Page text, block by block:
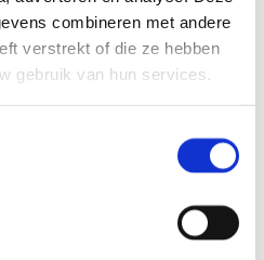
combineren met andere
verstrekt of die ze hebben
gebruik van hun services.
om aan de